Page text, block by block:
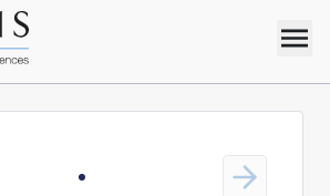
Next slide